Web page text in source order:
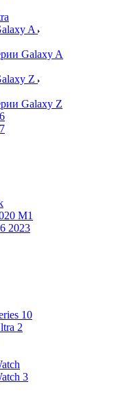
A
Galaxy A
Z
Galaxy Z
M1
2023
10
2
3